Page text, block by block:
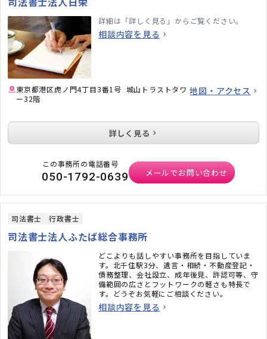
詳細は「詳しく見る」からご覧ください。
相談内容を見る
東京都港区虎ノ門4丁目3番1号 城山トラストタワ
ー32階
地図・アクセス
詳しく見る
この事務所の電話番号
050-1792-0639 メールでお問い合わせ
司法書士 行政書士
司法書士法人ふたば総合事務所
どこよりも話しやすい事務所を目指していま
す。北千住駅3分、遺言・相続・不動産登記・
債務整理、会社設立、成年後見、許認可等、守
備範囲の広さとフットワークの軽さも特長で
す。どうぞお気軽にご相談ください。
相談内容を見る